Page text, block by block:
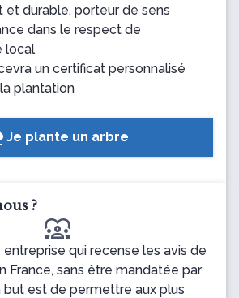
et durable, porteur de sens
dans le respect de
local
un certificat personnalisé
plantation
Je plante un arbre
?
diversity_1
qui recense les avis de
France, sans être mandatée par
but est de permettre aux plus